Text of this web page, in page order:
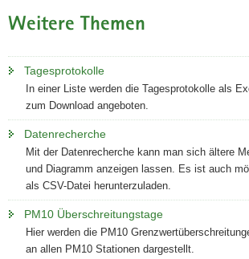
Weitere Themen
Tagesprotokolle
In einer Liste werden die Tagesprotokolle als
zum Download angeboten.
Datenrecherche
Mit der Datenrecherche kann man sich ältere
und Diagramm anzeigen lassen. Es ist auch
als CSV-Datei herunterzuladen.
PM10 Überschreitungstage
Hier werden die PM10
an allen PM10 Stationen dargestellt.